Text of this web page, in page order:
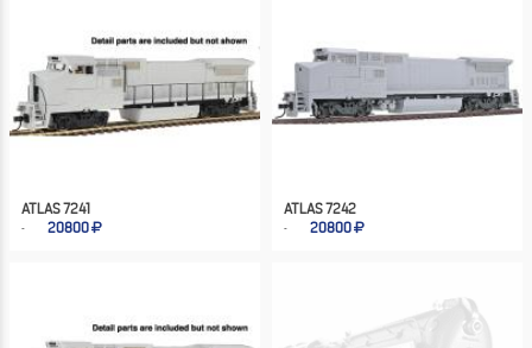
ATLAS 7241
20800
ATLAS 7242
20800